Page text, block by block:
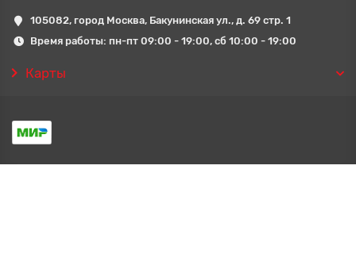
105082, город Москва, Бакунинская ул., д. 69 стр. 1
Время работы: пн-пт 09:00 - 19:00, сб 10:00 - 19:00
Карты